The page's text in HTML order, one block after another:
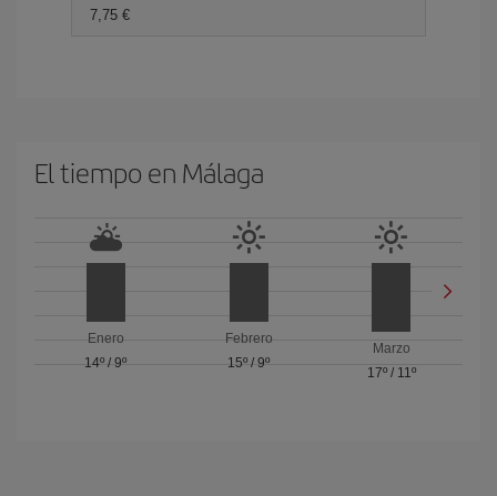
7,75 €
El tiempo en Málaga
Enero
14º /9º
Febrero
15º / 9º
Marzo
17º/ 11º